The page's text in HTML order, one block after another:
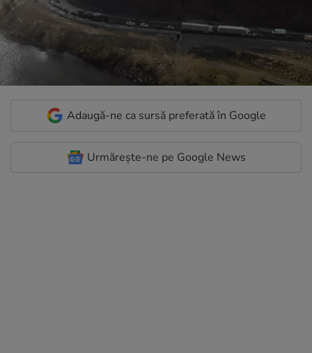
Adaugă-ne ca sursă preferată în Google
Urmărește-ne pe Google News